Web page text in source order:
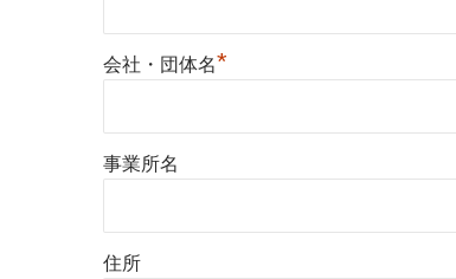
会社・団体名*
事業所名
住所